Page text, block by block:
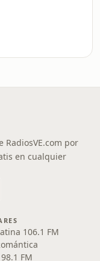
RadiosVE.com por
en cualquier
106.1 FM
FM